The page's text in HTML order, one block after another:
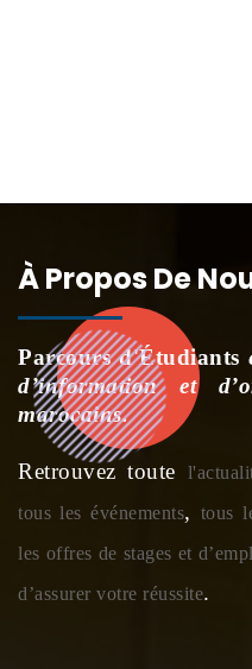
À Propos De
Parcours d'Étudiants
d’information et
marocains.
Retrouvez toute
tous les événements, tous
les offres de stages et
d’assurer votre réussite.